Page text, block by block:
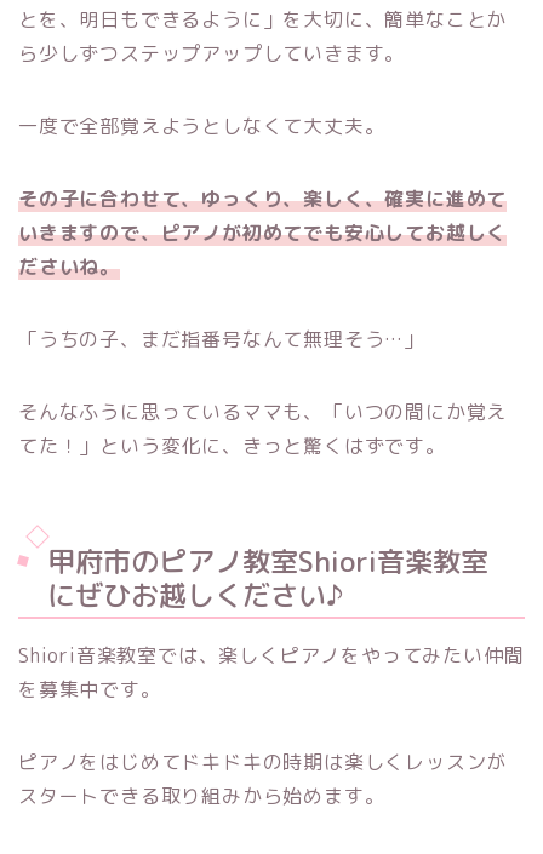
とを、明日もできるように」を大切に、簡単なことか
ら少しずつステップアップしていきます。
一度で全部覚えようとしなくて大丈夫。
その子に合わせて、ゆっくり、楽しく、確実に進めて
いきますので、ピアノが初めてでも安心してお越しく
ださいね。
「うちの子、まだ指番号なんて無理そう…」
そんなふうに思っているママも、「いつの間にか覚え
てた！」という変化に、きっと驚くはずです。
甲府市のピアノ教室Shiori音楽教室
にぜひお越しください♪
Shiori音楽教室では、楽しくピアノをやってみたい仲間
を募集中です。
ピアノをはじめてドキドキの時期は楽しくレッスンが
スタートできる取り組みから始めます。